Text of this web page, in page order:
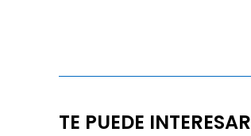
TE PUEDE INTERESAR